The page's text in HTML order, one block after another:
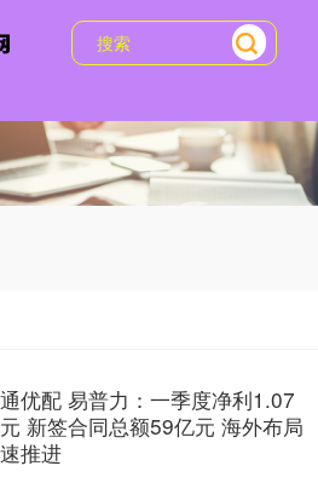
优配 易普力：一季度净利1.07
新签合同总额59亿元 海外布局
推进